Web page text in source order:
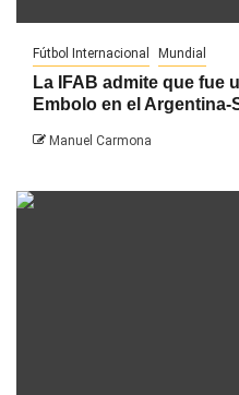
Fútbol Internacional Mundial
La IFAB admite que fue
Embolo en el Argentina-
Manuel Carmona